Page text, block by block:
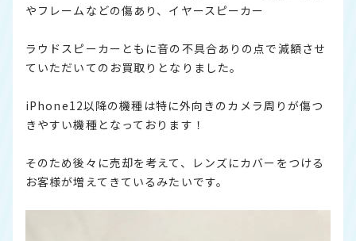
やフレームなどの傷あり、イヤースピーカー
ラウドスピーカーともに音の不具合ありの点で減額させ
ていただいてのお買取りとなりました。
iPhone12以降の機種は特に外向きのカメラ周りが傷つ
きやすい機種となっております！
そのため後々に売却を考えて、レンズにカバーをつける
お客様が増えてきているみたいです。